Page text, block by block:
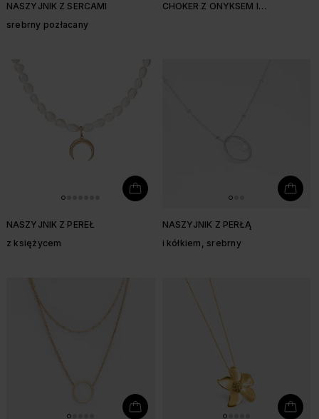
NASZYJNIK Z SERCAMI
srebrny pozłacany
CHOKER Z ONYKSEM I
NASZYJNIK Z PEREŁ
z księżycem
NASZYJNIK Z PERŁĄ
i kółkiem, srebrny